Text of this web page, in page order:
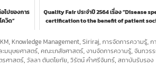
ไปของการ
วิด”
Quality Fair ประจำปี 2564 เรื่อง “Disease
certification to the benefit of patient
KM, Knowledge Management, Siriraj, การจัดการความรู้, ก
มนุษยศาสตร์, คณะเภสัชศาสตร์, งานจัดการความรู้, จันทวร
รศาสตร์, วัลลา ตันตโยทัย, วิรัตน์ คำศรีจันทร์, สถาบันรับรอง